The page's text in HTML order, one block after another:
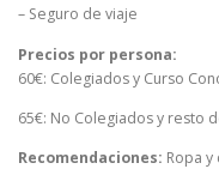
– Seguro de viaje
Precios por persona:
60€: Colegiados y Curso
65€: No Colegiados y resto
Recomendaciones: Ropa